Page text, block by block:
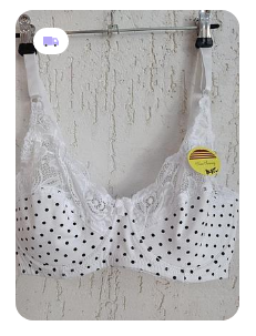
315 грн 2
Бавовняний бюст 80-85 в-с
🌺
80B і ще 3